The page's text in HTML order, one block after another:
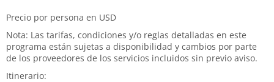
Precio por persona en USD
Nota: Las tarifas, condiciones y/o reglas detalladas en este
programa están sujetas a disponibilidad y cambios por parte
de los proveedores de los servicios incluidos sin previo aviso.
Itinerario: